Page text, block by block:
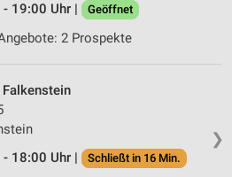
19:00 Uhr |
Geöffnet
2 Prospekte
❯
18:00 Uhr |
Schließt in 16 Min.